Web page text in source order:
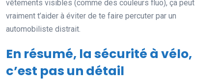
vêtements visibles (comme des couleurs fluo), ça peut
vraiment t’aider à éviter de te faire percuter par un
automobiliste distrait.
En résumé, la sécurité à vélo,
c’est pas un détail